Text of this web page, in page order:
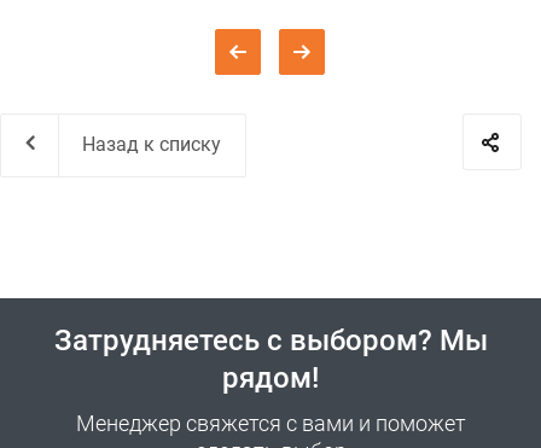
Назад к списку
Затрудняетесь с выбором? Мы
рядом!
Менеджер свяжется с вами и поможет